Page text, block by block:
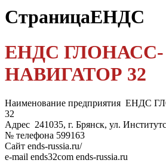
СтраницаЕНДС
ЕНДС ГЛОНАСС-
НАВИГАТОР 32
Наименование предприятия
32
Адрес 241035, г. Брянск, ул.
№ телефона 599163
Сайт ends-russia.ru/
e-mail ends32com ends-russia.ru